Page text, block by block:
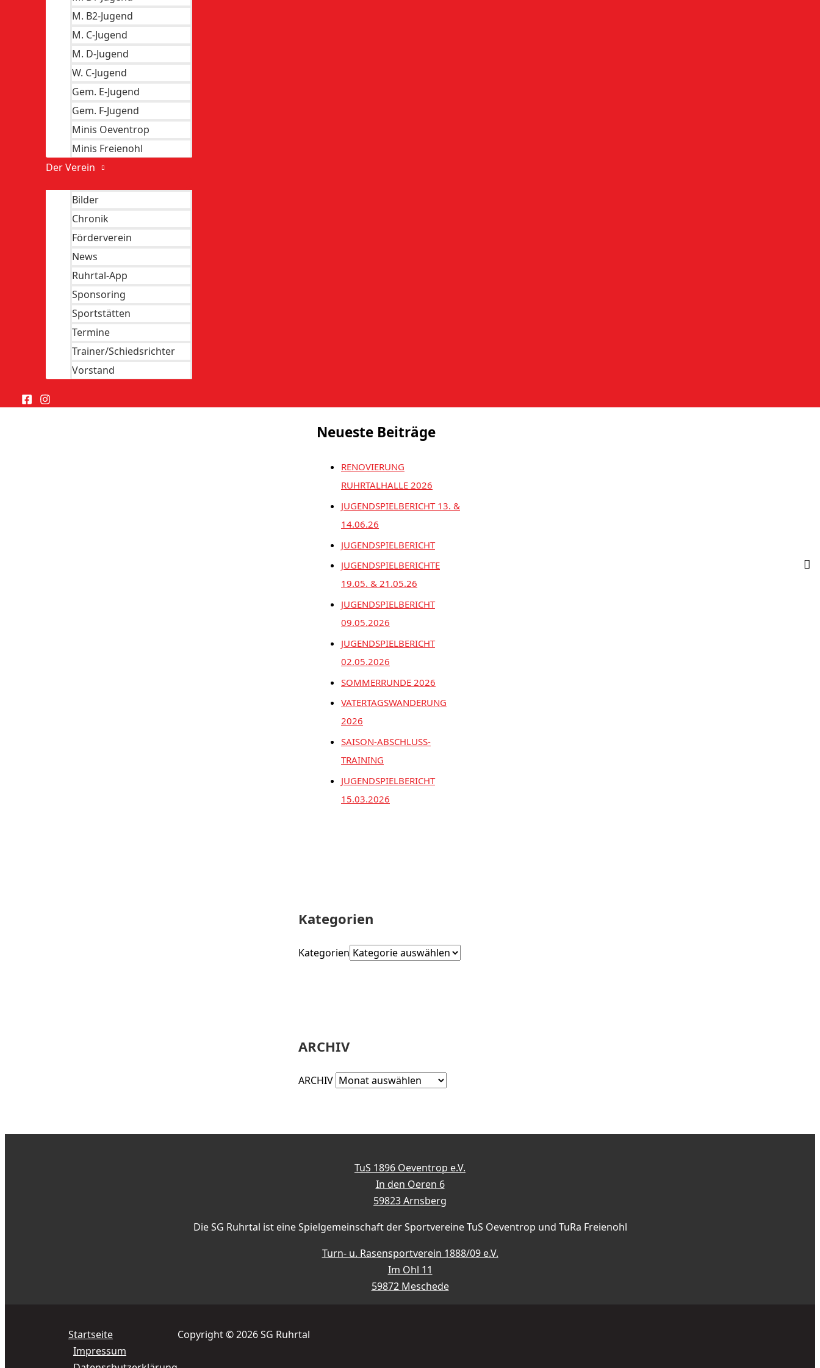
M. B2-Jugend
M. C-Jugend
M. D-Jugend
W. C-Jugend
Gem. E-Jugend
Gem. F-Jugend
Minis Oeventrop
Minis Freienohl
Der Verein
Bilder
Chronik
Förderverein
News
Ruhrtal-App
Sponsoring
Sportstätten
Termine
Trainer/Schiedsrichter
Vorstand
die Teilnahmegebühr bei vorzeitigem Abbruch. Der Lehrgang findet im
60,58675 Hemerstatt.
27.05.201119.30 Uhr bis 21.30 Uhr
28.05.201110.00 Uhr bis 13.00 Uhr 14.00 Uhr bis 16.00 Uhr
29.05.2011 10.00 Uhr bis 13.00 Uhr 14.00 Uhr bis 16.00 Uhr
17.06.201119.30 Uhr bis 21.30 Uhr
18.06.2011 10.00 Uhr bis 13.00 Uhr 14.00 Uhr bis 16.00 Uhr
Sonntag,19.06.201110.00 Uhr bis 13.00 Uhr 14.00 Uhr bis 16.00 Uhr
Nächster Beitrag→
Neueste Beiträge
RENOVIERUNG
RUHRTALHALLE 2026
JUGENDSPIELBERICHT 13. &
14.06.26
JUGENDSPIELBERICHT
JUGENDSPIELBERICHTE
19.05. & 21.05.26
JUGENDSPIELBERICHT
09.05.2026
JUGENDSPIELBERICHT
02.05.2026
SOMMERRUNDE 2026
VATERTAGSWANDERUNG
2026
SAISON-ABSCHLUSS-
TRAINING
JUGENDSPIELBERICHT
15.03.2026
Kategorien
Kategorien
ARCHIV
ARCHIV
TuS 1896 Oeventrop e.V.
In den Oeren 6
59823 Arnsberg
Die SG Ruhrtal ist eine Spielgemeinschaft der Sportvereine TuS Oeventrop und TuRa Freienohl
Turn- u. Rasensportverein 1888/09 e.V.
Im Ohl 11
59872 Meschede
Startseite
Impressum
Copyright © 2026 SG Ruhrtal